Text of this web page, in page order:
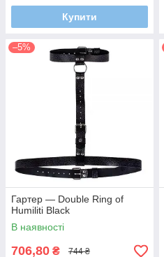
Купити
–5%
Гартер — Double Ring of
Humiliti Black
В наявності
706,80 ₴ 744 ₴